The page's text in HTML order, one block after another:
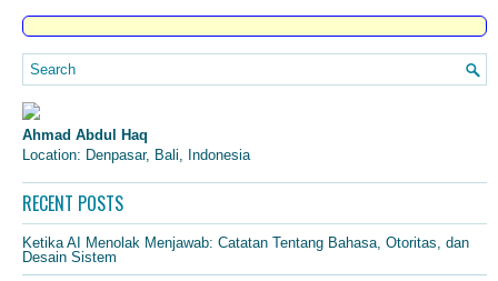
Ahmad Abdul Haq
Location: Denpasar, Bali, Indonesia
RECENT POSTS
Ketika AI Menolak Menjawab: Catatan Tentang Bahasa, Otoritas, dan
Desain Sistem